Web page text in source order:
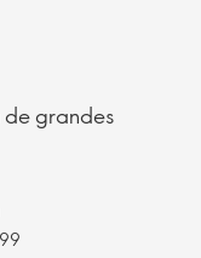
de grandes